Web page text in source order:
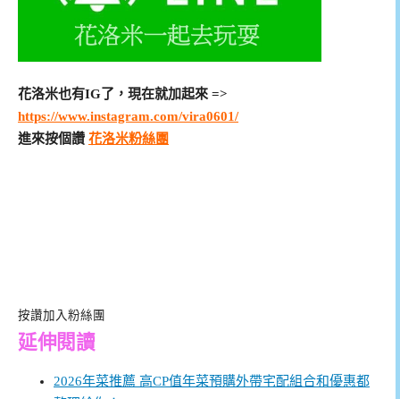
花洛米也有IG了，現在就加起來 =>
https://www.instagram.com/vira0601/
進來按個讚 花洛米粉絲團
按讚加入粉絲團
延伸閱讀
2026年菜推薦 高CP值年菜預購外帶宅配組合和優惠都